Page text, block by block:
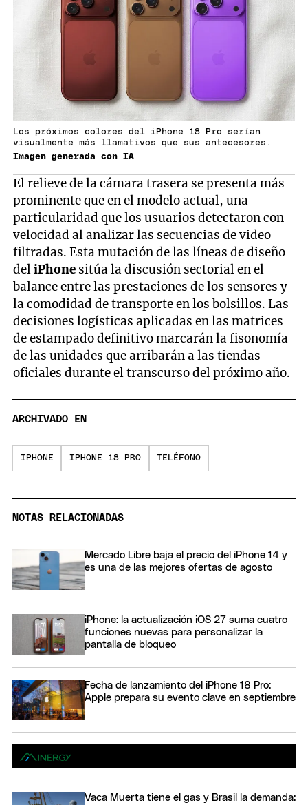
Los próximos colores del iPhone 18 Pro serían
visualmente más llamativos que sus antecesores.
Imagen generada con IA
El relieve de la cámara trasera se presenta más
prominente que en el modelo actual, una
particularidad que los usuarios detectaron con
velocidad al analizar las secuencias de video
filtradas. Esta mutación de las líneas de diseño
deliPhone sitúa la discusión sectorial en el
balance entre las prestaciones de los sensores y
la comodidad de transporte en los bolsillos. Las
decisiones logísticas aplicadas en las matrices
de estampado definitivo marcarán la fisonomía
de las unidades que arribarán a las tiendas
oficiales durante el transcurso del próximo año.
ARCHIVADO EN
IPHONE IPHONE 18 PRO TELÉFONO
NOTAS RELACIONADAS
Mercado Libre baja el precio del iPhone 14 y
es una de las mejores ofertas de agosto
iPhone: la actualización iOS 27 suma cuatro
funciones nuevas para personalizar la
pantalla de bloqueo
Fecha de lanzamiento del iPhone 18 Pro:
Apple prepara su evento clave en septiembre
Vaca Muerta tiene el gas y Brasil la demanda: